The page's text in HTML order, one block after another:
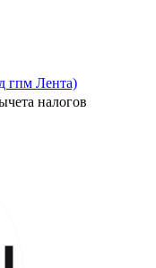
гпм Лента)
налогов